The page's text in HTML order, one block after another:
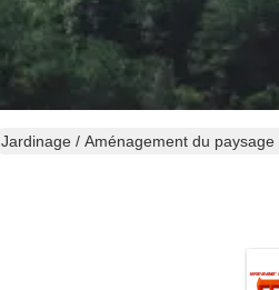
Jardinage / Aménagement du paysage